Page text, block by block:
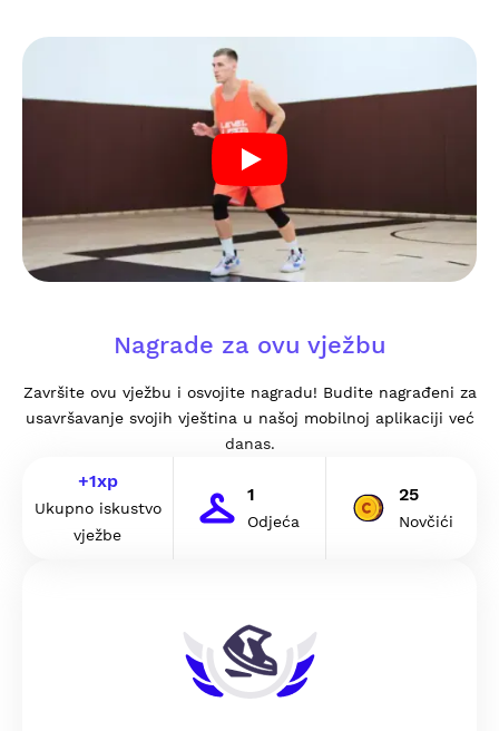
Nagrade za ovu vježbu
Završite ovu vježbu i osvojite nagradu! Budite nagrađeni za
usavršavanje svojih vještina u našoj mobilnoj aplikaciji već
danas.
+1xp
Ukupno iskustvo
vježbe
1
Odjeća
25
Novčići